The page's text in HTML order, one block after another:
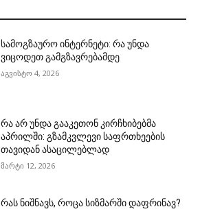
სამოგზაურო ინტერნეტი: რა უნდა
ვიცოდეთ გამგზავრებამდე
აგვისტო 4, 2026
რა არ უნდა გააკეთონ კირჩხიბებმა
აპრილში: გზამკვლევი საფრთხეების
თავიდან ასაცილებლად
მარტი 12, 2026
რას ნიშნავს, როცა სიზმარში დაფრინავ?